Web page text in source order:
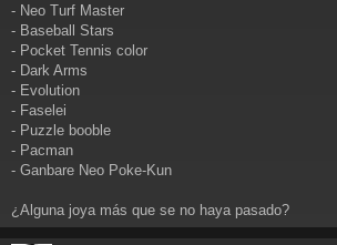
- Neo Turf Master
- Baseball Stars
- Pocket Tennis color
- Dark Arms
- Evolution
- Faselei
- Puzzle booble
- Pacman
- Ganbare Neo Poke-Kun
¿Alguna joya más que se no haya pasado?